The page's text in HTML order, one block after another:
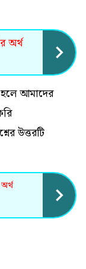
অর্থ
আমাদের
উত্তরটি